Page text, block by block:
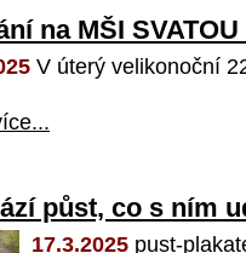
na MŠI SVATOU
V úterý velikonoční
půst, co s ním
17.3.2025 pust-